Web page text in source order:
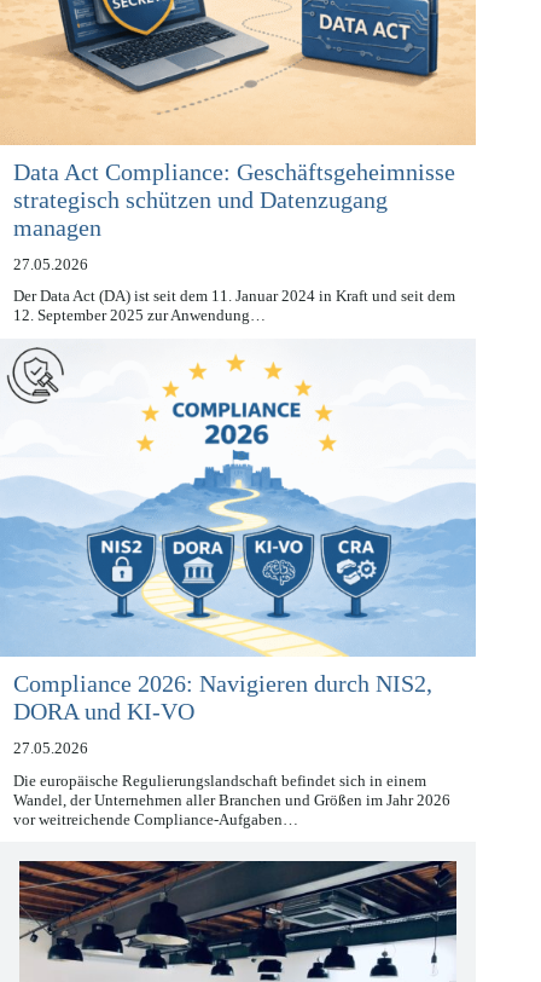
Data Act Compliance: Geschäftsgeheimnisse
strategisch schützen und Datenzugang
managen
27.05.2026
Der Data Act (DA) ist seit dem 11. Januar 2024 in Kraft und seit dem
Compliance 2026: Navigieren durch NIS2,
DORA und KI-VO
27.05.2026
Die europäische Regulierungslandschaft befindet sich in einem
Wandel, der Unternehmen aller Branchen und Größen im Jahr 2026